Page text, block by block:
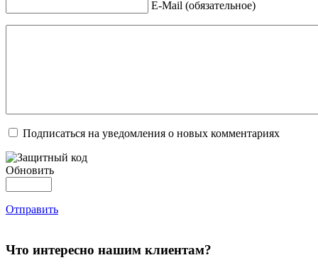
E-Mail (обязательное)
Подписаться на уведомления о новых комментариях
Обновить
Отправить
Что интересно нашим клиентам?